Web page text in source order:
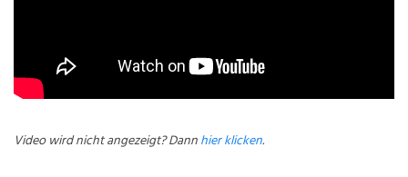
Video wird nicht angezeigt? Dannhier klicken.